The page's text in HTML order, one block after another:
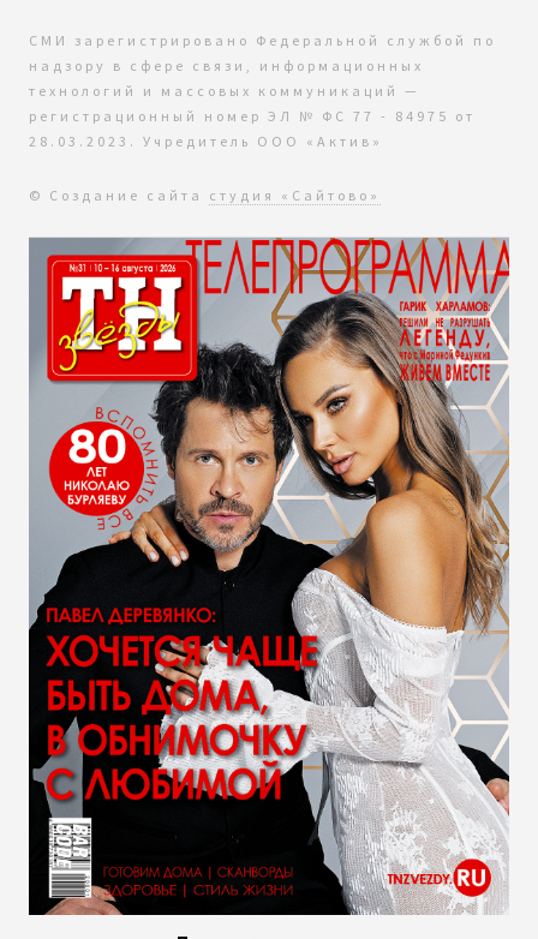
СМИ зарегистрировано Федеральной службой по
надзору в сфере связи, информационных
технологий и массовых коммуникаций —
регистрационный номер ЭЛ № ФС 77 - 84975 от
28.03.2023. Учредитель ООО «Актив»
© Создание сайта студия «Сайтово»